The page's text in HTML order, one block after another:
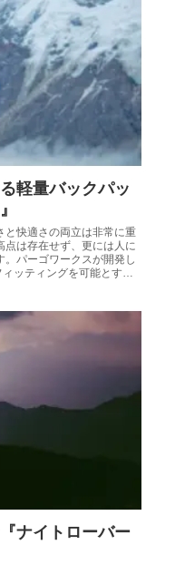
軽量バックパッ
と快適さの両立は非常に重
は存在せず、更には人に
パーゴワークスが開発し
ッティングを可能とする
ナイトローバー